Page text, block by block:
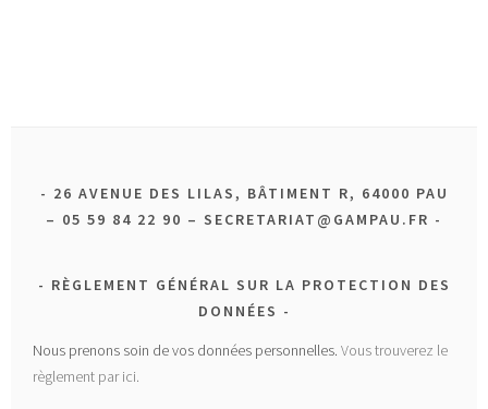
26 AVENUE DES LILAS, BÂTIMENT R, 64000 PAU
– 05 59 84 22 90 – SECRETARIAT@GAMPAU.FR
RÈGLEMENT GÉNÉRAL SUR LA PROTECTION DES
DONNÉES
Nous prenons soin de vos données personnelles.Vous trouverez le
règlement par ici.